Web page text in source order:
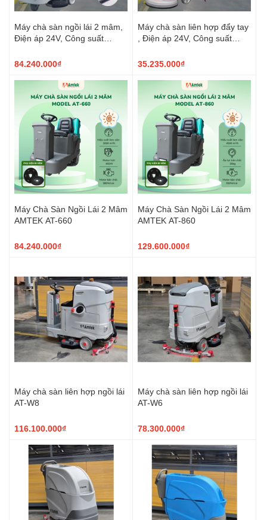
Máy chà sàn ngồi lái 2 mâm,
Điện áp 24V, Công suất
84.240.000₫
Máy chà sàn liên hợp đẩy tay
, Điện áp 24V, Công suất
35.235.000₫
Máy Chà Sàn Ngồi Lái 2 Mâm
AMTEK AT-660
84.240.000₫
Máy Chà Sàn Ngồi Lái 2 Mâm
AMTEK AT-860
129.600.000₫
Máy chà sàn liên hợp ngồi lái
AT-W8
116.100.000₫
Máy chà sàn liên hợp ngồi lái
AT-W6
78.300.000₫